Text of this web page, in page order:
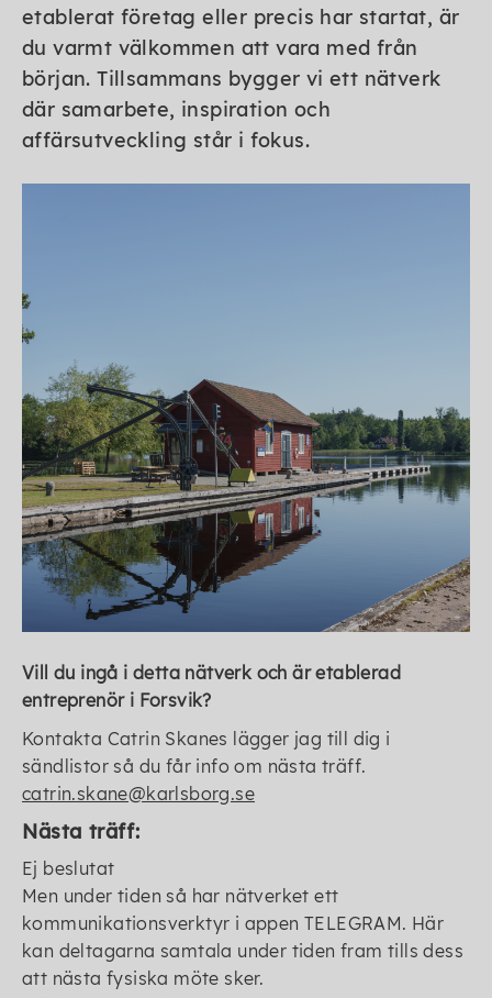
etablerat företag eller precis har startat, är
du varmt välkommen att vara med från
början. Tillsammans bygger vi ett nätverk
där samarbete, inspiration och
affärsutveckling står i fokus.
Vill du ingå i detta nätverk och är etablerad
entreprenör i Forsvik?
Kontakta Catrin Skanes lägger jag till dig i
sändlistor så du får info om nästa träff.
catrin.skane@karlsborg.se
Nästa träff:
Ej beslutat
Men under tiden så har nätverket ett
kommunikationsverktyr i appen TELEGRAM. Här
kan deltagarna samtala under tiden fram tills dess
att nästa fysiska möte sker.